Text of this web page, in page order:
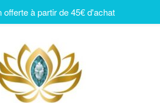
offerte à partir de 45€ d'achat